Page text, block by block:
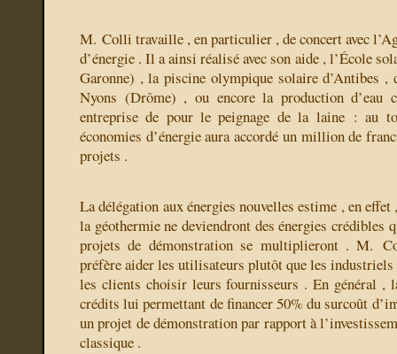
M. Colli travaille , en particulier , de concert avec
d’énergie . Il a ainsi réalisé avec son aide , l’École
Garonne) , la piscine olympique solaire d’Antibes ,
Nyons (Drôme) , ou encore la production d’eau
entreprise de pour le peignage de la laine : au
économies d’énergie aura accordé un million de
projets .
La délégation aux énergies nouvelles estime , en
la géothermie ne deviendront des énergies crédibles
projets de démonstration se multiplieront . M.
préfère aider les utilisateurs plutôt que les
les clients choisir leurs fournisseurs . En général ,
crédits lui permettant de financer 50% du surcoût
un projet de démonstration par rapport à
classique .